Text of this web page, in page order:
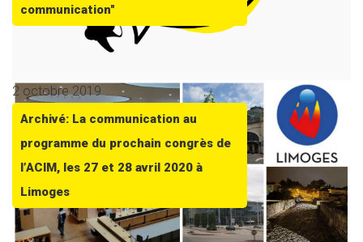
communication"
2 octobre 2019
Archivé: La communication au
programme du prochain congrès de
l’ACIM, les 27 et 28 avril 2020 à
Limoges